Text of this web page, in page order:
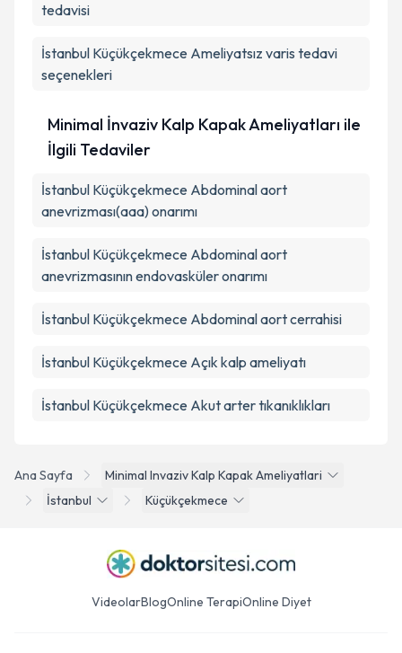
Ana Sayfa
Minimal Invaziv Kalp Kapak Ameliyatlari
İstanbul
Küçükçekmece
tedavisi
İstanbul Küçükçekmece Ameliyatsız varis tedavi
seçenekleri
Minimal İnvaziv Kalp Kapak Ameliyatları ile
İlgili Tedaviler
İstanbul Küçükçekmece Abdominal aort
anevrizması(aaa) onarımı
İstanbul Küçükçekmece Abdominal aort
anevrizmasının endovasküler onarımı
İstanbul Küçükçekmece Abdominal aort cerrahisi
İstanbul Küçükçekmece Açık kalp ameliyatı
İstanbul Küçükçekmece Akut arter tıkanıklıkları
VideolarBlogOnline TerapiOnline Diyet